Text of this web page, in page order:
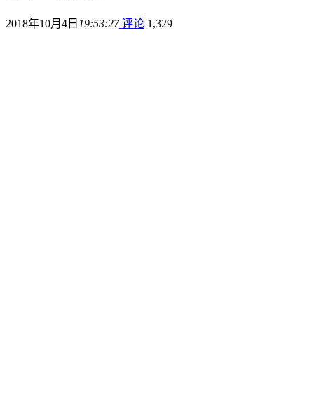
2018年10月4日 19:53:27评论 1,329